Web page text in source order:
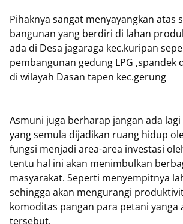
Pihaknya sangat menyayangkan atas
bangunan yang berdiri di lahan
ada di Desa jagaraga kec.kuripan
pembangunan gedung LPG ,spandek
di wilayah Dasan tapen kec.gerung
Asmuni juga berharap jangan ada
yang semula dijadikan ruang hidup
fungsi menjadi area-area investasi
tentu hal ini akan menimbulkan
masyarakat. Seperti menyempitnya
sehingga akan mengurangi
komoditas pangan para petani yanga
tersebut.